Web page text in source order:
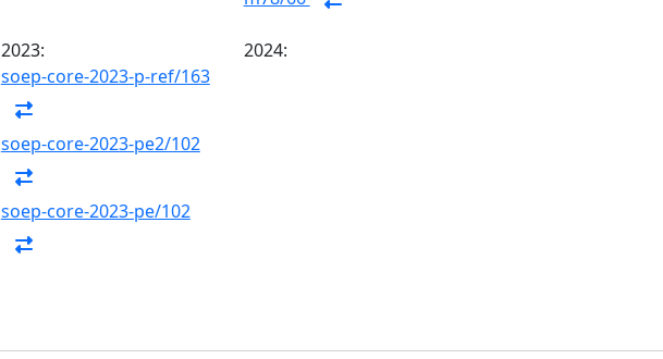
2023:
soep-core-2023-p-ref/163
soep-core-2023-pe2/102
soep-core-2023-pe/102
2024: